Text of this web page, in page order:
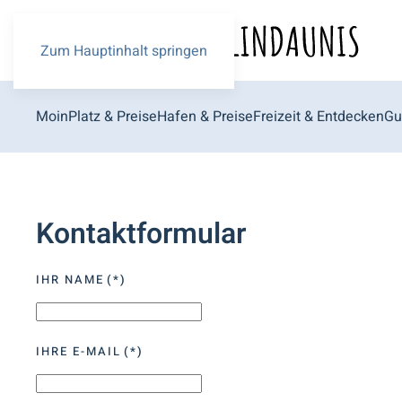
Zum Hauptinhalt springen
MoinPlatz & PreiseHafen & PreiseFreizeit & Entdecken
Kontaktformular
IHR NAME (*)
IHRE E-MAIL (*)